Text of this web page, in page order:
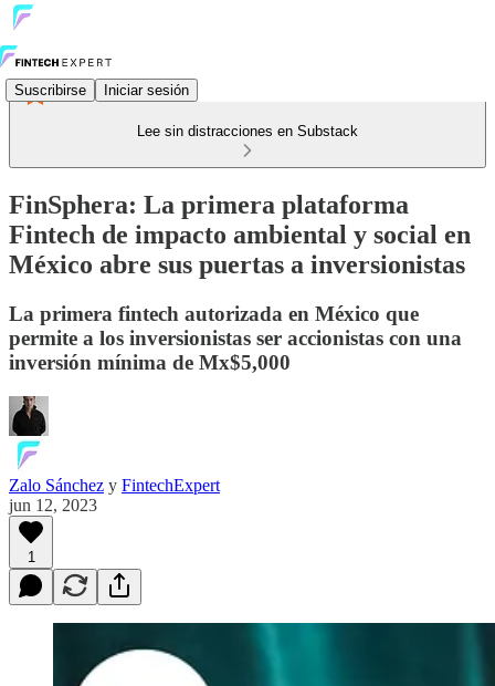
Suscribirse Iniciar sesión
Lee sin distracciones en Substack
FinSphera: La primera plataforma
Fintech de impacto ambiental y social en
México abre sus puertas a inversionistas
La primera fintech autorizada en México que
permite a los inversionistas ser accionistas con una
inversión mínima de Mx$5,000
Zalo Sánchez y FintechExpert
jun 12, 2023
1